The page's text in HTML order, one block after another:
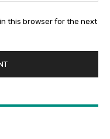
this browser for the next